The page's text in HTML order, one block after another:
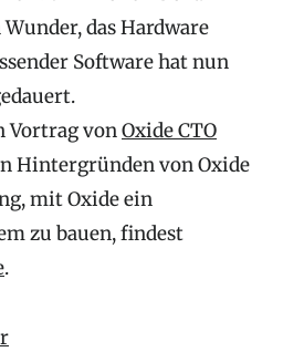
das Hardware
Software hat nun
Vortrag vonOxide CTO
Hintergründen von Oxide
mit Oxide ein
zu bauen, findest
.